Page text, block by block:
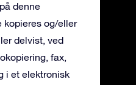
denne
kopieres og/eller
delvist, ved
fax,
i et elektronisk